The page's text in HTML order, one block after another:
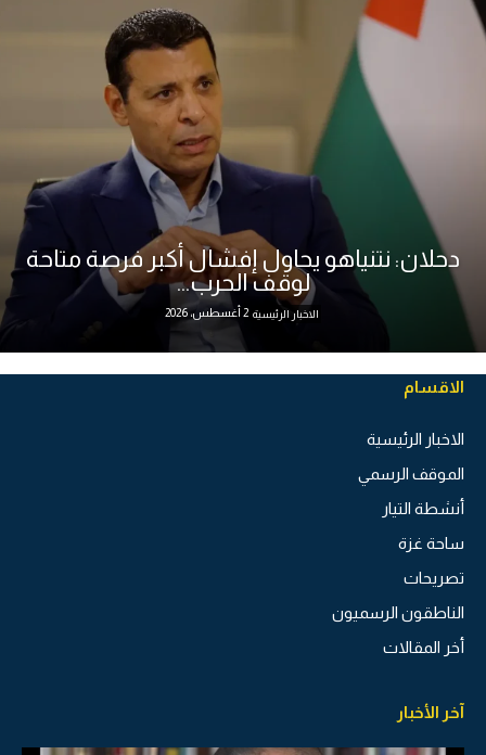
دحلان: نتنياهو يحاول إفشال أكبر فرصة متاحة
لوقف الحرب...
الاخبار الرئيسية 2 أغسطس، 2026
الاقسام
الاخبار الرئيسية
الموقف الرسمي
أنشطة التيار
ساحة غزة
تصريحات
الناطقون الرسميون
أخر المقالات
آخر الأخبار